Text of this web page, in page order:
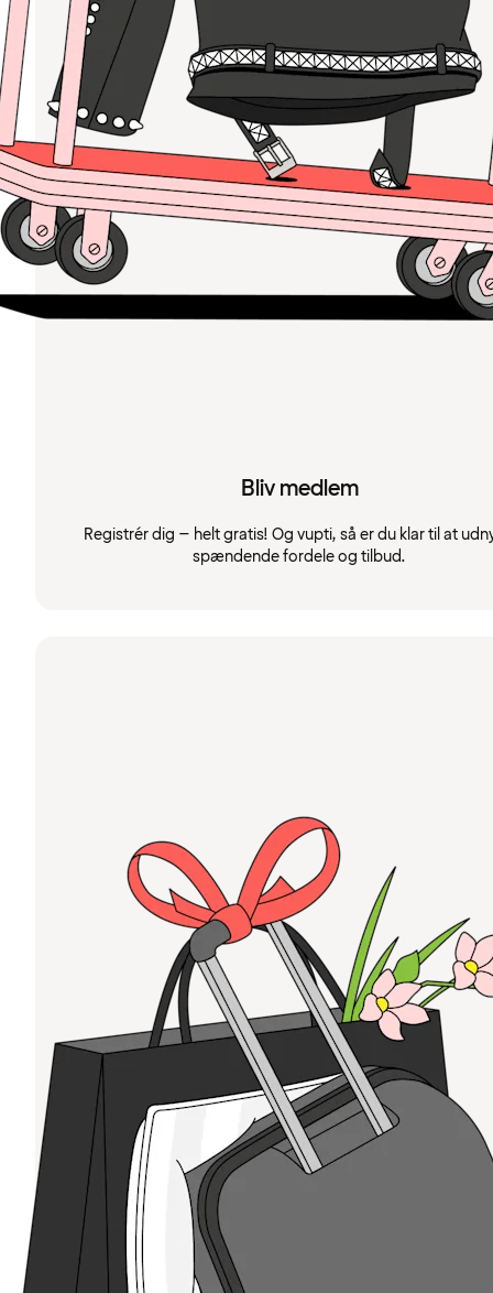
Bliv medlem
Registrér dig – helt gratis! Og vupti, så er du klar til at
spændende fordele og tilbud.